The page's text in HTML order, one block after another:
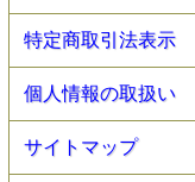
特定商取引法表示
個人情報の取扱い
サイトマップ